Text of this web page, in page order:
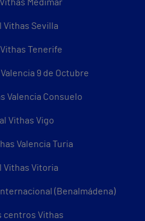
Medimar
Vithas Sevilla
Tenerife
9 de Octubre
Valencia Consuelo
Vithas Vigo
Valencia Turia
Vithas Vitoria
(Benalmádena)
centros Vithas